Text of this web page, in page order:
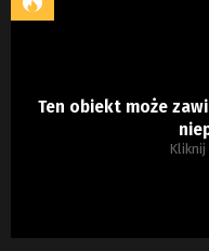
Ten obiekt może
Kliknij